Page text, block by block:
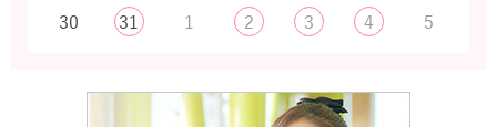
30
31 1 2 3 4 5